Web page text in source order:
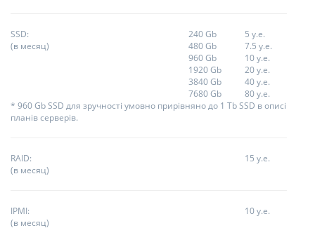
SSD:
(в месяц)
240 Gb
5 у.е.
480 Gb
7.5 у.е.
960 Gb
10 у.е.
1920 Gb
20 у.е.
3840 Gb
40 у.е.
7680 Gb
80 у.е.
* 960 Gb SSD для зручності умовно прирівняно до 1 Tb SSD в описі
планів серверів.
RAID:
(в месяц)
15 у.е.
IPMI:
(в месяц)
10 у.е.